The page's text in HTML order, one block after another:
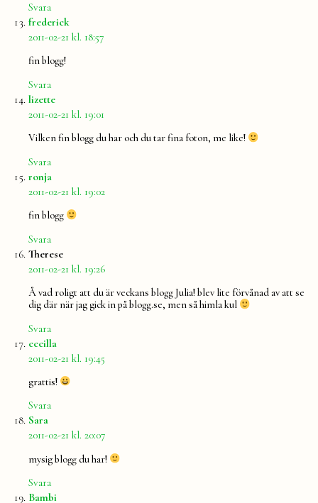
Svara
fredericksäger:
2011-02-21 kl. 18:57
fin blogg!
Svara
lizettesäger:
2011-02-21 kl. 19:01
Vilken fin blogg du har och du tar fina foton, me like!
Svara
ronja
2011-02-21 kl. 19:02
fin blogg
Svara
Theresesäger:
2011-02-21 kl. 19:26
Å vad roligt att du är veckans blogg Julia! blev lite förvånad av att se
dig där när jag gick in på blogg.se, men så himla kul
Svara
cccilla
2011-02-21 kl. 19:45
grattis!
Svara
Sara
2011-02-21 kl. 20:07
mysig blogg du har!
Svara
Bambi